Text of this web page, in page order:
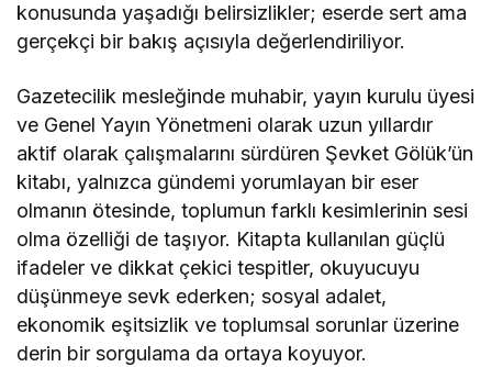
konusunda yaşadığı belirsizlikler; eserde sert ama
gerçekçi bir bakış açısıyla değerlendiriliyor.
Gazetecilik mesleğinde muhabir, yayın kurulu üyesi
ve Genel Yayın Yönetmeni olarak uzun yıllardır
aktif olarak çalışmalarını sürdüren Şevket Gölük’ün
kitabı, yalnızca gündemi yorumlayan bir eser
olmanın ötesinde, toplumun farklı kesimlerinin sesi
olma özelliği de taşıyor. Kitapta kullanılan güçlü
ifadeler ve dikkat çekici tespitler, okuyucuyu
düşünmeye sevk ederken; sosyal adalet,
ekonomik eşitsizlik ve toplumsal sorunlar üzerine
derin bir sorgulama da ortaya koyuyor.